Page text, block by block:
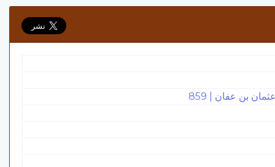
بن عفان | 859